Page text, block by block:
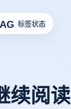
标签状态
续阅读